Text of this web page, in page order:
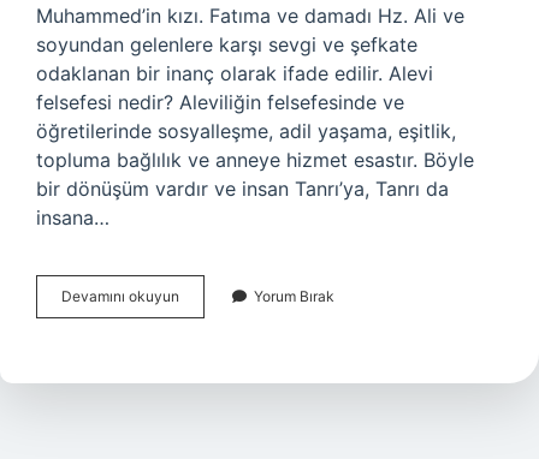
Muhammed’in kızı. Fatıma ve damadı Hz. Ali ve
soyundan gelenlere karşı sevgi ve şefkate
odaklanan bir inanç olarak ifade edilir. Alevi
felsefesi nedir? Aleviliğin felsefesinde ve
öğretilerinde sosyalleşme, adil yaşama, eşitlik,
topluma bağlılık ve anneye hizmet esastır. Böyle
bir dönüşüm vardır ve insan Tanrı’ya, Tanrı da
insana…
Devamını okuyun
Anlayışı
Yorum Bırak